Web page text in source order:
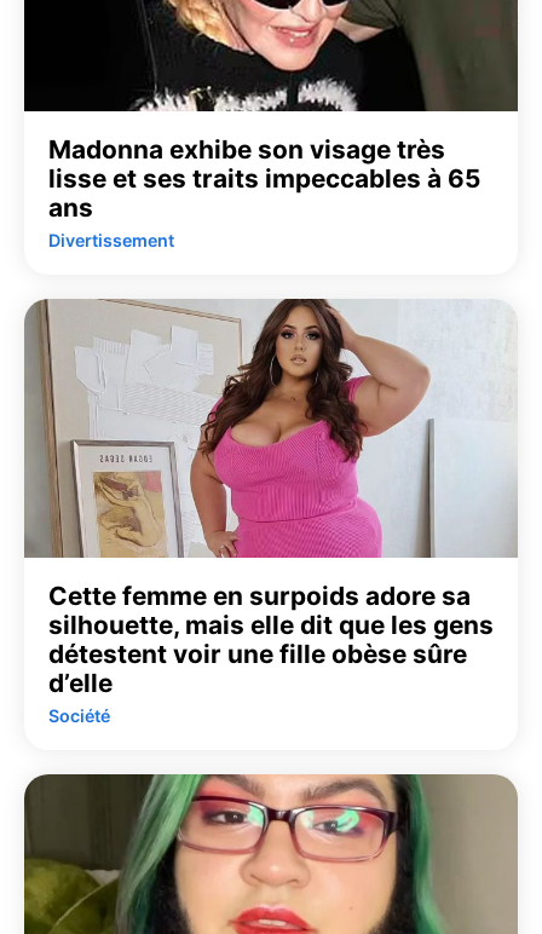
Madonna exhibe son visage très
lisse et ses traits impeccables à 65
ans
Divertissement
Cette femme en surpoids adore sa
silhouette, mais elle dit que les gens
détestent voir une fille obèse sûre
d’elle
Société